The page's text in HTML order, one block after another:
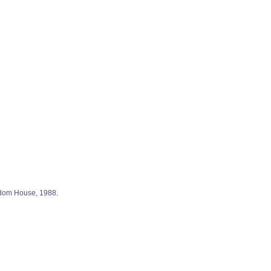
House, 1988.